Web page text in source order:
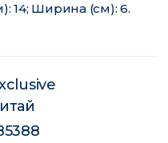
14; Ширина (см): 6.